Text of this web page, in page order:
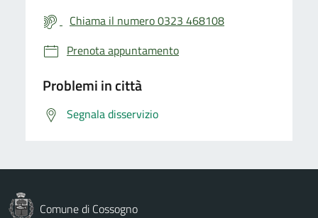
Chiama il numero 0323 468108
Prenota appuntamento
Problemi in città
Segnala disservizio
Comune di Cossogno